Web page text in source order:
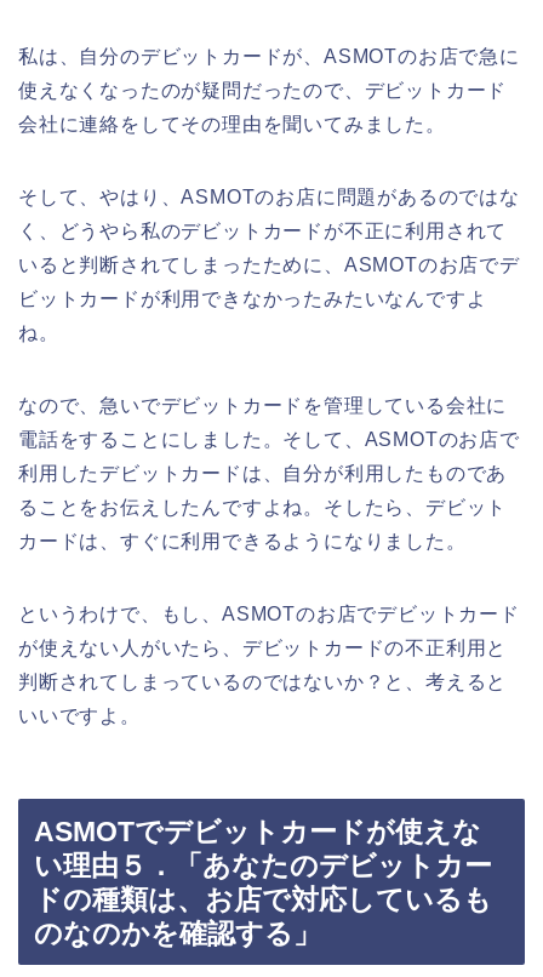
私は、自分のデビットカードが、ASMOTのお店で急に
使えなくなったのが疑問だったので、デビットカード
会社に連絡をしてその理由を聞いてみました。
そして、やはり、ASMOTのお店に問題があるのではな
く、どうやら私のデビットカードが不正に利用されて
いると判断されてしまったために、ASMOTのお店でデ
ビットカードが利用できなかったみたいなんですよ
ね。
なので、急いでデビットカードを管理している会社に
電話をすることにしました。そして、ASMOTのお店で
利用したデビットカードは、自分が利用したものであ
ることをお伝えしたんですよね。そしたら、デビット
カードは、すぐに利用できるようになりました。
というわけで、もし、ASMOTのお店でデビットカード
が使えない人がいたら、デビットカードの不正利用と
判断されてしまっているのではないか？と、考えると
いいですよ。
ASMOTでデビットカードが使えな
い理由５．「あなたのデビットカー
ドの種類は、お店で対応しているも
のなのかを確認する」